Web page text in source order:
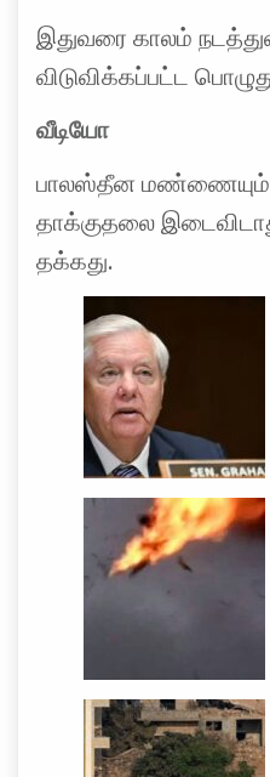
இதுவரை காலம்
விடுவிக்கப்பட்ட
வீடியோ
பாலஸ்தீன மண்ணையும்
தாக்குதலை
தக்கது.